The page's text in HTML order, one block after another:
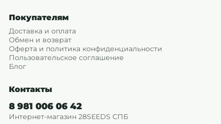
Покупателям
Доставка и оплата
Обмен и возврат
Оферта и политика конфиденциальности
Пользовательское соглашение
Блог
Контакты
8 981 006 06 42
Интернет-магазин 28SEEDS СПБ